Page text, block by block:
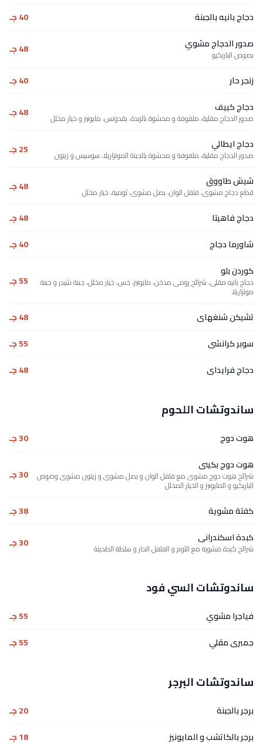
دجاج بانيه بالجبنة
40 جـ
صدور الدجاج مشوي
بصوص الباربكيو 48 جـ
زنجر حار
40 جـ
دجاج كييف
صدور الدجاج مقلية، ملفوفة و محشوة بالزبدة، بقدونس، مايونيز و خيار مخلل 48 جـ
دجاج ايطالي
صدور الدجاج مقلية، ملفوفة و محشوة بالجبنة الموتزاريلا، سوسيس و زيتون 25 جـ
شيش طاووق
قطع دجاج مشوى، فلفل الوان، بصل مشوى، ثومية، خيار مخلل 48 جـ
دجاج فاهيتا
48 جـ
شاورما دجاج
40 جـ
كوردن بلو
دجاج بانيه مقلى، شرائح رومى مدخن، مايونيز، خس، خيار مخلل، جبنة شيدر و جبنة
موتزاريلا
55 جـ
تشيكن شنغهاى
48 جـ
سوبر كرانشى
55 جـ
دجاج فرايداى
48 جـ
ساندوتشات اللحوم
هوت دوج
30 جـ
هوت دوج بكينى
شرائح هوت دوج مشوى مع فلفل الوان و بصل مشوى و زيتون مشوى وصوص
الباربكيو و المايونيز و الخيار المخلل
30 جـ
كفتة مشوية
38 جـ
كبدة اسكندرانى
شرائح كبدة مشوية مع الثوم و الفلفل الحار و سلطة الطحينة 30 جـ
ساندوتشات السي فود
فياجرا مشوي
55 جـ
جمبرى مقلي
55 جـ
ساندوتشات البرجر
برجر بالجبنة
20 جـ
برجر بالكاتشب و المايونيز
18 جـ